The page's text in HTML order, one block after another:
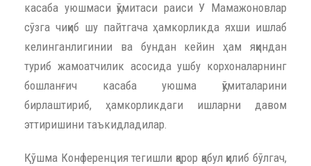
касаба уюшмаси қўмитаси раиси У Мамажоновлар
сўзга чиқиб шу пайтгача ҳамкорликда яхши ишлаб
келинганлигинии ва бундан кейин ҳам яқиндан
туриб жамоатчилик асосида ушбу корхоналарнинг
бошланғич касаба уюшма қўмиталарини
бирлаштириб, ҳамкорликдаги ишларни давом
эттиришини таъкидладилар.
Қўшма Конференция тегишли қарор қабул қилиб бўлгач,